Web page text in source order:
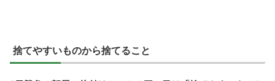
捨てやすいものから捨てること